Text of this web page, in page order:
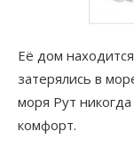
Её дом
затерялись в
моря Рут
комфорт.